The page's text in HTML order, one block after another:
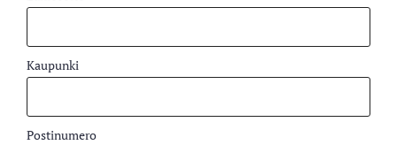
Kaupunki
Postinumero